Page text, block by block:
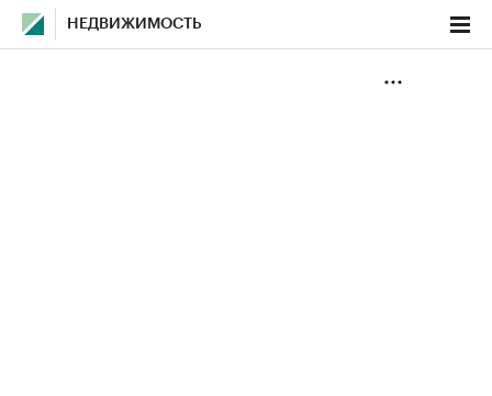
НЕДВИЖИМОСТЬ